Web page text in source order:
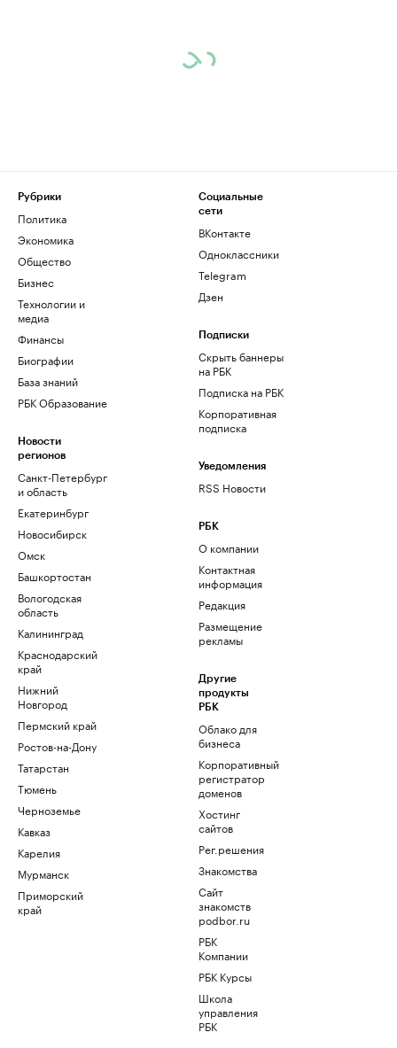
Рубрики
Политика
Экономика
Общество
Бизнес
Технологии и
медиа
Финансы
Биографии
База знаний
РБК Образование
Новости
регионов
Санкт-Петербург
и область
Екатеринбург
Новосибирск
Омск
Башкортостан
Вологодская
область
Калининград
Краснодарский
край
Нижний
Новгород
Пермский край
Ростов-на-Дону
Татарстан
Тюмень
Черноземье
Кавказ
Карелия
Мурманск
Приморский
край
Социальные
сети
ВКонтакте
Одноклассники
Telegram
Дзен
Подписки
Скрыть баннеры
на РБК
Подписка на РБК
Корпоративная
подписка
Уведомления
RSS Новости
РБК
О компании
Контактная
информация
Редакция
Размещение
рекламы
Другие
продукты
РБК
Облако для
бизнеса
Корпоративный
регистратор
доменов
Хостинг
сайтов
Рег.решения
Знакомства
Сайт
знакомств
podbor.ru
РБК
Компании
РБК Курсы
Школа
управления
РБК